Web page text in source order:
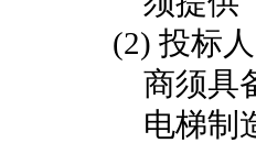
(2) 投标
商须具
电梯制